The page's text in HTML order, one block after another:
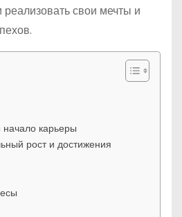
свои мечты и
карьеры
рост и достижения